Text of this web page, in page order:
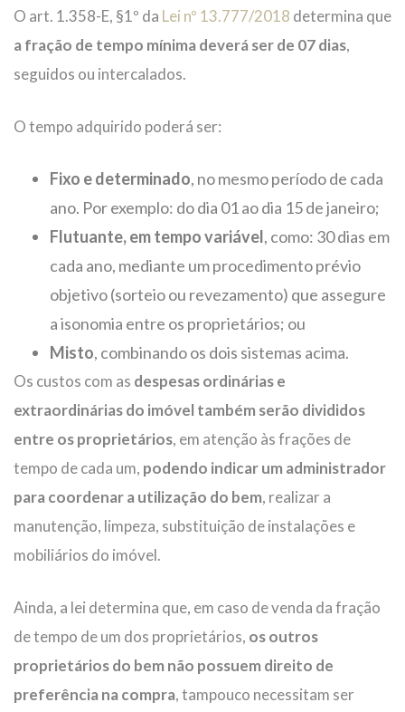
O art. 1.358-E, §1º da Lei nº 13.777/2018 determina que
a fração de tempo mínima deverá ser de 07 dias,
seguidos ou intercalados.
O tempo adquirido poderá ser:
Fixo e determinado, no mesmo período de cada
ano. Por exemplo: do dia 01 ao dia 15 de janeiro;
Flutuante, em tempo variável, como: 30 dias em
cada ano, mediante um procedimento prévio
objetivo (sorteio ou revezamento) que assegure
a isonomia entre os proprietários; ou
Misto, combinando os dois sistemas acima.
Os custos com as despesas ordinárias e
extraordinárias do imóvel também serão divididos
entre os proprietários, em atenção às frações de
tempo de cada um, podendo indicar um administrador
para coordenar a utilização do bem, realizar a
manutenção, limpeza, substituição de instalações e
mobiliários do imóvel.
Ainda, a lei determina que, em caso de venda da fração
de tempo de um dos proprietários, os outros
proprietários do bem não possuem direito de
preferência na compra, tampouco necessitam ser